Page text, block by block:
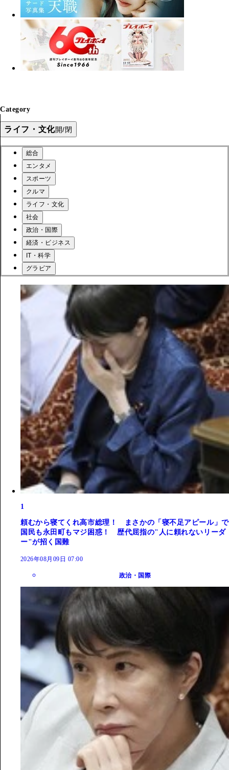
Category
ライフ・文化開/閉
総合
エンタメ
スポーツ
クルマ
ライフ・文化
社会
政治・国際
経済・ビジネス
IT・科学
グラビア
1
頼むから寝てくれ高市総理！ まさかの「寝不足アピール」で
国民も永田町もマジ困惑！ 歴代屈指の"人に頼れないリーダ
ー"が招く国難
2026年08月09日 07:00
政治・国際